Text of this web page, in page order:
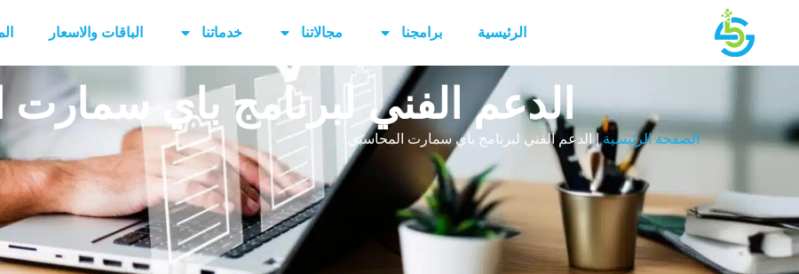
الرئيسية برامجنا مجالاتنا خدماتنا الباقات والاسعار
الدعم الفني لبرنامج باي
الصفحة الرئيسية| الدعم الفني لبرنامج باي سمارت المحاسبي